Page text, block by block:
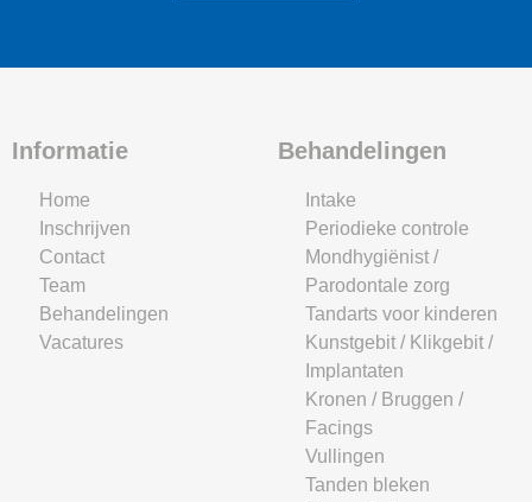
Informatie
Home
Inschrijven
Contact
Team
Behandelingen
Vacatures
Behandelingen
Intake
Periodieke controle
Mondhygiënist /
Parodontale zorg
Tandarts voor kinderen
Kunstgebit / Klikgebit /
Implantaten
Kronen / Bruggen /
Facings
Vullingen
Tanden bleken